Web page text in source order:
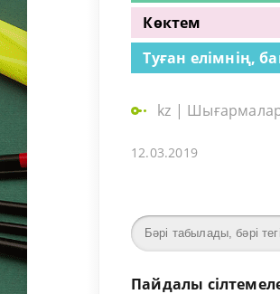
Көктем
Туған елімнің,
kz |
12.03.2019
Пайдалы